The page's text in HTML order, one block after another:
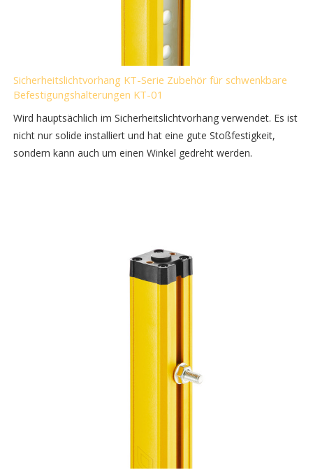
Sicherheitslichtvorhang KT-Serie Zubehör für schwenkbare
Befestigungshalterungen KT-01
Wird hauptsächlich im Sicherheitslichtvorhang verwendet. Es ist
nicht nur solide installiert und hat eine gute Stoßfestigkeit,
sondern kann auch um einen Winkel gedreht werden.